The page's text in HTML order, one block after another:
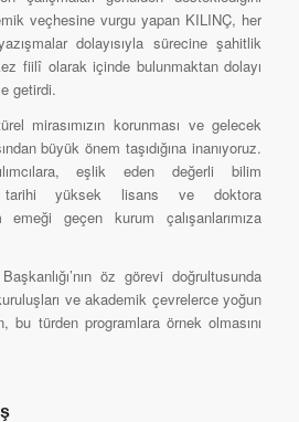
veçhesine vurgu yapan KILINÇ, her
dolayısıyla sürecine şahitlik
fiilî olarak içinde bulunmaktan dolayı
getirdi.
mirasımızın korunması ve gelecek
büyük önem taşıdığına inanıyoruz.
eşlik eden değerli bilim
tarihi yüksek lisans ve doktora
geçen kurum çalışanlarımıza
öz görevi doğrultusunda
ve akademik çevrelerce yoğun
bu türden programlara örnek olmasını